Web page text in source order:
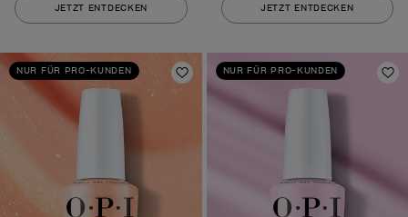
JETZT ENTDECKEN JETZT ENTDECKEN
NUR FÜR PRO-KUNDEN
Zur Wunschliste hinzufügen
NUR FÜR PRO-KUNDEN